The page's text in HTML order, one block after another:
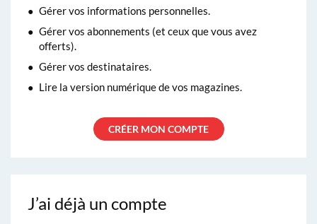
J’ai déjà un compte
Gérer vos informations personnelles.
Gérer vos abonnements (et ceux que vous avez
offerts).
Gérer vos destinataires.
Lire la version numérique de vos magazines.
CRÉER MON COMPTE